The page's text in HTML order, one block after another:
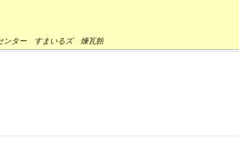
ンター すまいるズ 煉瓦館